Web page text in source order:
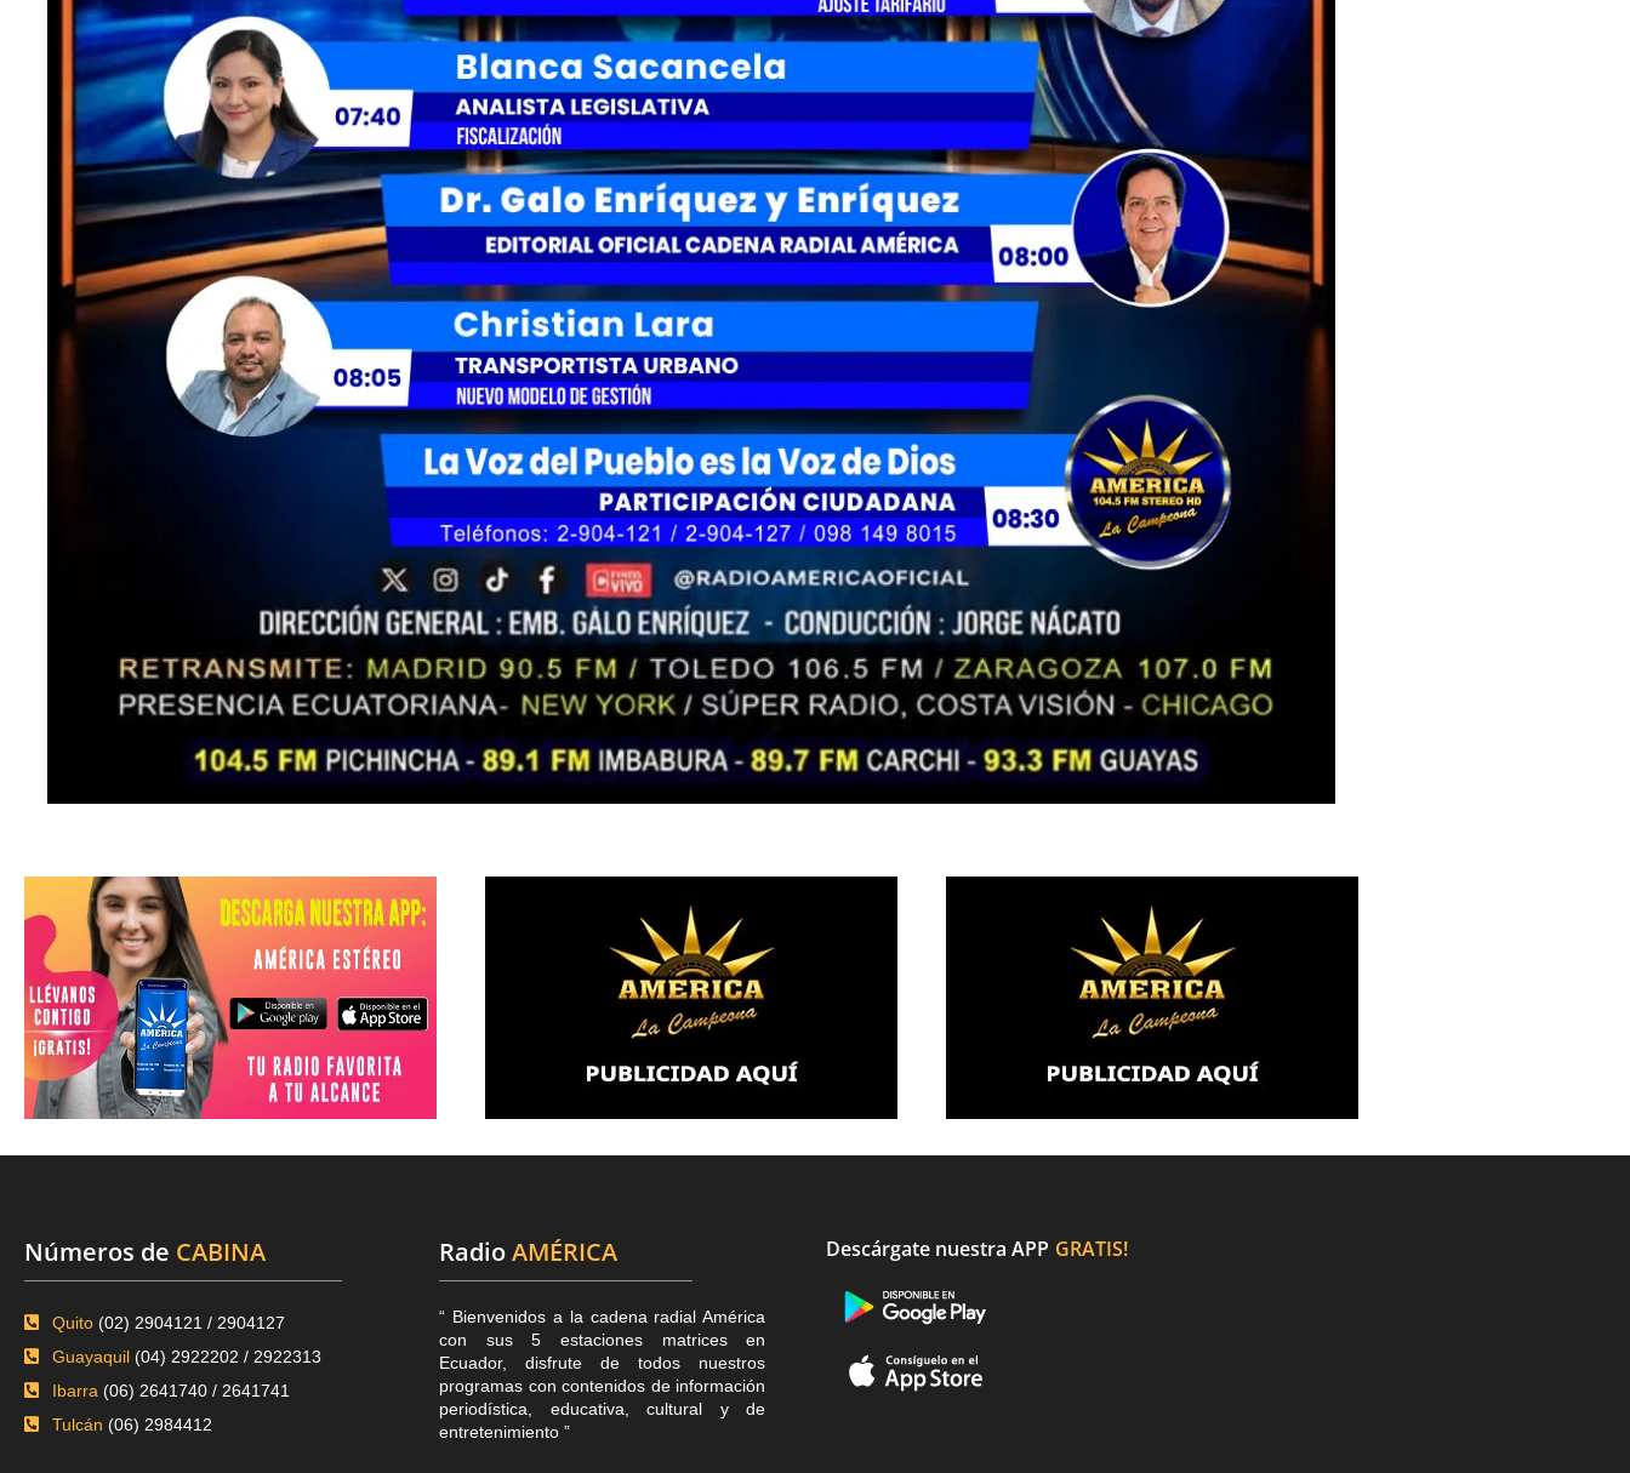
Números de CABINA
Quito (02) 2904121 / 2904127
Guayaquil (04) 2922202 / 2922313
Ibarra (06) 2641740 / 2641741
Tulcán (06) 2984412
RadioAMÉRICA
“ Bienvenidos a la cadena radial América
con sus 5 estaciones matrices en
Ecuador, disfrute de todos nuestros
programas con contenidos de información
periodística, educativa, cultural y de
entretenimiento ”
Descárgate nuestra APP GRATIS!